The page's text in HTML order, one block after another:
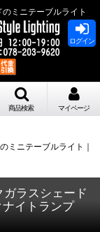
ミニテーブルライト
ログイン
商品検索 マイページ
ミニテーブルライト｜
ラスシェード
イトランプ